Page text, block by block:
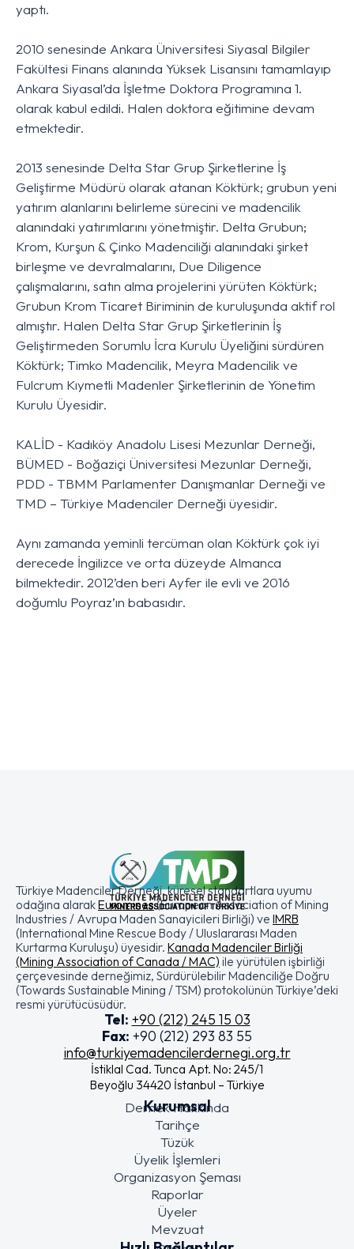
yaptı.
2010 senesinde Ankara Üniversitesi Siyasal Bilgiler
Fakültesi Finans alanında Yüksek Lisansını tamamlayıp
Ankara Siyasal’da İşletme Doktora Programına 1.
olarak kabul edildi. Halen doktora eğitimine devam
etmektedir.
2013 senesinde Delta Star Grup Şirketlerine İş
Geliştirme Müdürü olarak atanan Köktürk; grubun yeni
yatırım alanlarını belirleme sürecini ve madencilik
alanındaki yatırımlarını yönetmiştir. Delta Grubun;
Krom, Kurşun & Çinko Madenciliği alanındaki şirket
birleşme ve devralmalarını, Due Diligence
çalışmalarını, satın alma projelerini yürüten Köktürk;
Grubun Krom Ticaret Biriminin de kuruluşunda aktif rol
almıştır. Halen Delta Star Grup Şirketlerinin İş
Geliştirmeden Sorumlu İcra Kurulu Üyeliğini sürdüren
Köktürk; Timko Madencilik, Meyra Madencilik ve
Fulcrum Kıymetli Madenler Şirketlerinin de Yönetim
Kurulu Üyesidir.
KALİD - Kadıköy Anadolu Lisesi Mezunlar Derneği,
BÜMED - Boğaziçi Üniversitesi Mezunlar Derneği,
PDD - TBMM Parlamenter Danışmanlar Derneği ve
TMD – Türkiye Madenciler Derneği üyesidir.
Aynı zamanda yeminli tercüman olan Köktürk çok iyi
derecede İngilizce ve orta düzeyde Almanca
bilmektedir. 2012’den beri Ayfer ile evli ve 2016
doğumlu Poyraz’ın babasıdır.
Türkiye Madenciler Derneği, küresel standartlara uyumu
odağına alarakEuromines(European Association of Mining
Industries / Avrupa Maden Sanayicileri Birliği) ve IMRB
(International Mine Rescue Body / Uluslararası Maden
Kurtarma Kuruluşu) üyesidir. Kanada Madenciler Birliği
(Mining Association of Canada / MAC) ile yürütülen işbirliği
çerçevesinde derneğimiz, Sürdürülebilir Madenciliğe Doğru
(Towards Sustainable Mining / TSM) protokolünün Türkiye’deki
resmi yürütücüsüdür.
Tel: +90 (212) 245 15 03
Fax: +90 (212) 293 83 55
info@turkiyemadencilerdernegi.org.tr
İstiklal Cad. Tunca Apt. No: 245/1
Beyoğlu 34420 İstanbul – Türkiye
Kurumsal
Dernek Hakkında
Tarihçe
Tüzük
Üyelik İşlemleri
Organizasyon Şeması
Raporlar
Üyeler
Mevzuat